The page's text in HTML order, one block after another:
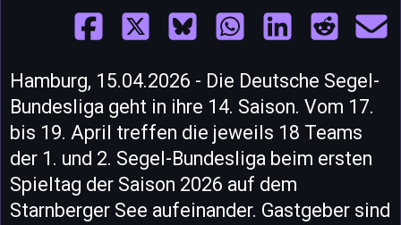
Hamburg, 15.04.2026 - Die Deutsche Segel-
Bundesliga geht in ihre 14. Saison. Vom 17.
bis 19. April treffen die jeweils 18 Teams
der 1. und 2. Segel-Bundesliga beim ersten
Spieltag der Saison 2026 auf dem
Starnberger See aufeinander. Gastgeber sind